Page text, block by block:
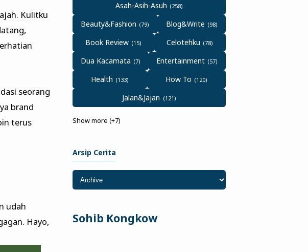
Kulitku
seorang
brand
terus
udah
Hayo,
Asah-Asih-Asuh
Beauty&Fashion
Blog&Write
Book Review
Celotehku
Dua Kacamata
Entertainment
Health
How To
Jalan&Jajan
Show more (+7)
Arsip Cerita
Sohib Kongkow